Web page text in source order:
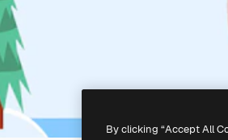
By clicking “Accept All